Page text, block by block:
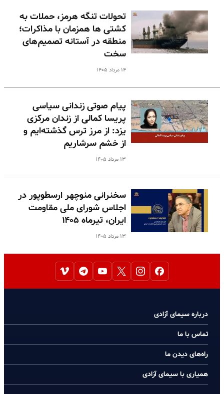
تحولات تنگه هرمز، حملات به
کشتی ها همزمان با مذاکرات؛
منطقه در آستانه تصمیم‌های
سخت
۱۴ مرداد ۱۴۰۵
پیام صوتی زندانی سیاسی
پریسا کمالی از زندان مرکزی
یزد: از مرز ترس گذشته‌ایم و
از خشم سرشاریم
۱۳ مرداد ۱۴۰۵
سخنرانی منوچهر ارسطوپور در
اجلاس شورای ملی مقاومت
ایران، تیرماه ۱۴۰۵
۱۳ مرداد ۱۴۰۵
درباره سیمای آزادی
تماس با ما
راه‌های دیدن ما
همیاری با سیمای آزادی